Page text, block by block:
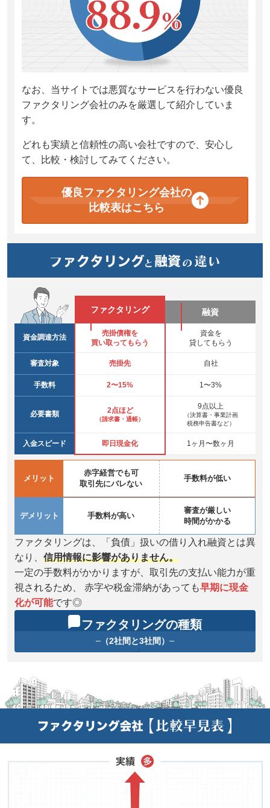
なお、当サイトでは悪質なサービスを行わない優良
ファクタリング会社のみを厳選して紹介していま
す。
どれも実績と信頼性の高い会社ですので、安心し
て、比較・検討してみてください。
優良ファクタリング会社の
比較表はこちら
ファクタリング 融資
資金調達方法
売掛債権を
買い取ってもらう
資金を
貸してもらう
審査対象 売掛先 自社
手数料 2〜15% 1〜3%
必要書類 2点ほど
（請求書・通帳）
9点以上
（決算書・事業計画
税務申告書など）
入金スピード 即日現金化 1ヶ月〜数ヶ月
メリット
赤字経営でも可
取引先にバレない
手数料が低い
デメリット 手数料が高い
審査が厳しい
時間がかかる
ファクタリングは、「負債」扱いの借り入れ融資とは異
なり、 信用情報に影響がありません。
一定の手数料がかかりますが、取引先の支払い能力が重
視されるため、 赤字や税金滞納があっても早期に現金
化が可能です◎
ファクタリングの種類
（2社間と3社間）